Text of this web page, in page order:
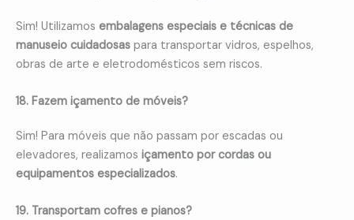
Sim! Utilizamos embalagens especiais e técnicas de
manuseio cuidadosas para transportar vidros, espelhos,
obras de arte e eletrodomésticos sem riscos.
18. Fazem içamento de móveis?
Sim! Para móveis que não passam por escadas ou
elevadores, realizamos içamento por cordas ou
equipamentos especializados.
19. Transportam cofres e pianos?